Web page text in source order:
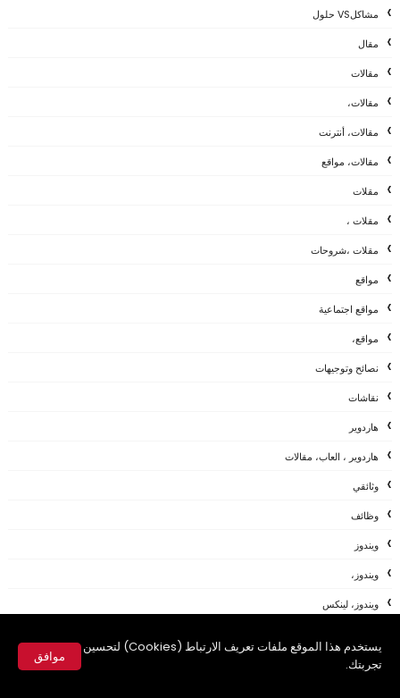
يستخدم هذا الموقع ملفات تعريف الارتباط (Cookies) لتحسين
تجربتك.
موافق
مشاكلVS حلول
مقال
مقالات
مقالات،
مقالات، أنترنت
مقالات، مواقع
مقلات
مقلات ،
مقلات ،شروحات
مواقع
مواقع اجتماعية
مواقع،
نصائح وتوجيهات
نقاشات
هاردوير
هاردوير ، العاب، مقالات
وثائقي
وظائف
ويندوز
ويندوز،
ويندوز، لينكس
يوتيوب